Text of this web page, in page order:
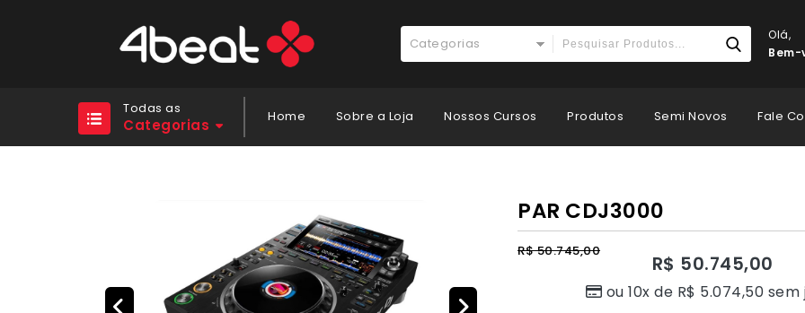
Categorias
Olá,
Todas as
Categorias Home Sobre a Loja Nossos Cursos Produtos Semi Novos Fale
PAR CDJ3000
R$50.745,00
R$ 50.745,00
ou 10x de R$ 5.074,50 sem